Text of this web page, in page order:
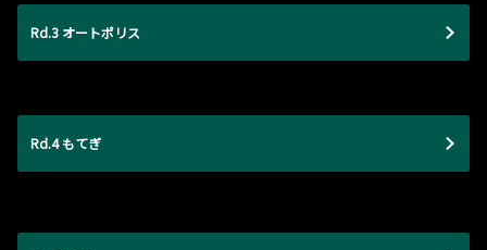
Rd.3 オートポリス
Rd.4 もてぎ